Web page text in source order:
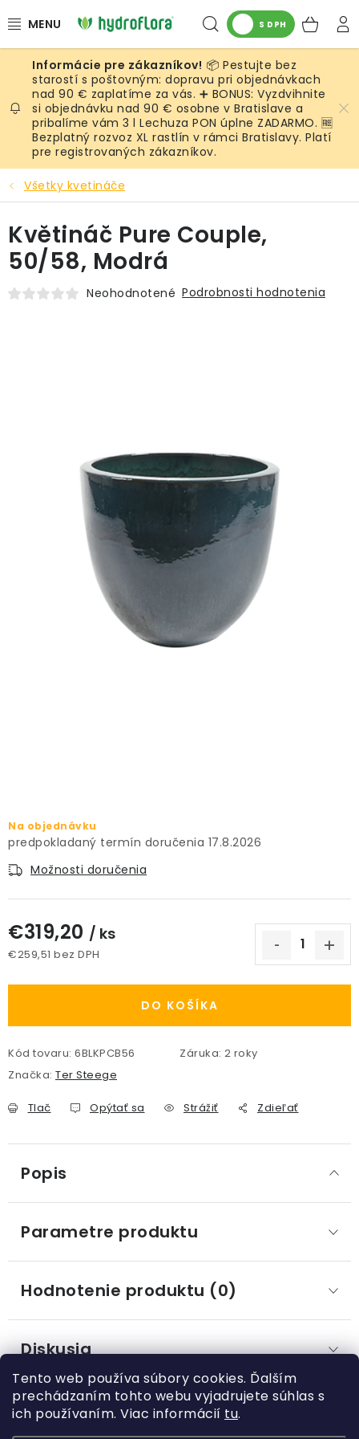
Tento web používa súbory cookies. Ďalším
prechádzaním tohto webu vyjadrujete súhlas s
ich používaním. Viac informácií tu.
na
Hľadať
S DPH
RASTLINY
UMELÉ RASTLINY
KVETINÁČE
SUBSTRÁTY A PRÍSLUŠENSTVO
SERVIS INTERIÉROVEJ ZELENE
MACHY
NA OBJEDNÁVKU
KVETINÁČE A OBALY NA RASTLINY
ZNAČKY
Podmienky ochrany osobných údajov
Spôsoby platby
Kontakt / Právne údaje
📦 Pestujte bez
starostí s poštovným: dopravu pri objednávkach
nad 90 € zaplatíme za vás. ➕ BONUS: Vyzdvihnite
si objednávku nad 90 € osobne v Bratislave a
pribalíme vám 3 l Lechuza PON úplne ZADARMO. 🆓
Bezplatný rozvoz XL rastlín v rámci Bratislavy. Platí
pre registrovaných zákazníkov.
Všetky kvetináče
Na objednávku
17.8.2026
Možnosti doručenia
€319,20 / ks
€259,51 bez DPH
DO KOŠÍKA
Kód tovaru: 6BLKPCB56 Záruka: 2 roky
Značka: Ter Steege
Tlač Opýtať sa Strážiť Zdieľať
Květináč Pure Couple,
50/58, Modrá
Neohodnotené Podrobnosti hodnotenia
Popis
Parametre produktu
Hodnotenie produktu (0)
Diskusia